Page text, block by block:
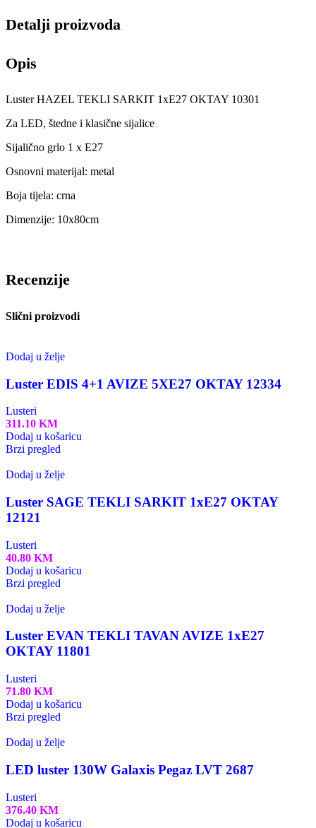
Detalji proizvoda
Opis
Luster HAZEL TEKLI SARKIT 1xE27 OKTAY 10301
Za LED, štedne i klasične sijalice
Sijalično grlo 1 x E27
Osnovni materijal: metal
Boja tijela: crna
Dimenzije: 10x80cm
Recenzije
Slični proizvodi
Dodaj u želje
Luster EDIS 4+1 AVIZE 5XE27 OKTAY 12334
Lusteri
311.10 KM
Dodaj u košaricu
Brzi pregled
Dodaj u želje
Luster SAGE TEKLI SARKIT 1xE27 OKTAY
12121
Lusteri
40.80 KM
Dodaj u košaricu
Brzi pregled
Dodaj u želje
Luster EVAN TEKLI TAVAN AVIZE 1xE27
OKTAY 11801
Lusteri
71.80 KM
Dodaj u košaricu
Brzi pregled
Dodaj u želje
LED luster 130W Galaxis Pegaz LVT 2687
Lusteri
376.40 KM
Dodaj u košaricu